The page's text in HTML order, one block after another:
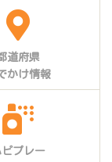
道府県
かけ情報
ピプレー